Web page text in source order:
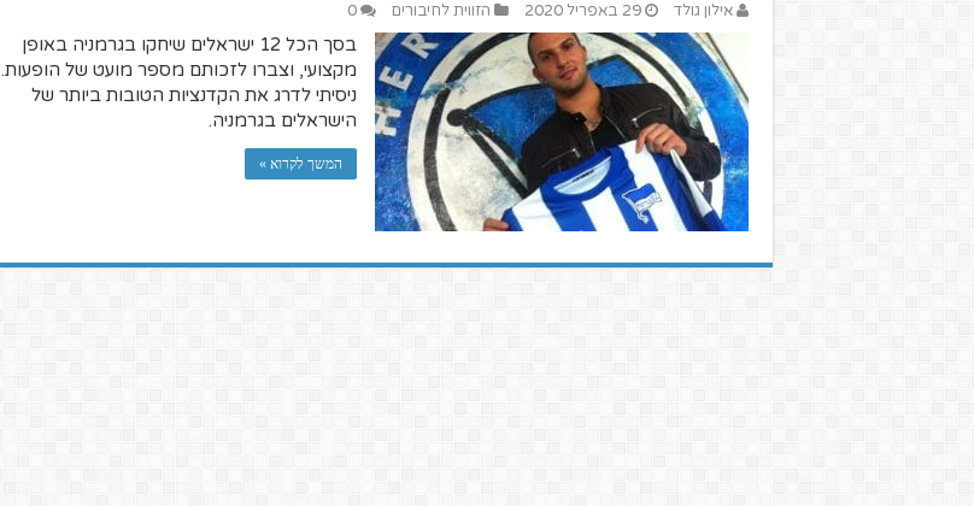
אילון גולד 29 באפריל 2020 הזווית לחיבורים 0
בסך הכל 12 ישראלים שיחקו בגרמניה באופן
מקצועי, וצברו לזכותם מספר מועט של הופעות.
ניסיתי לדרג את הקדנציות הטובות ביותר של
הישראלים בגרמניה.
המשך לקרוא »